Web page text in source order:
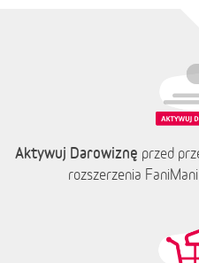
Aktywuj Darowiznę przed
rozszerzenia